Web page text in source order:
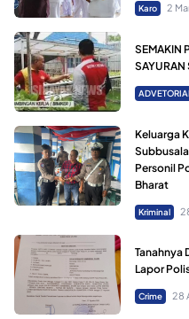
Karo 2
SEMAKIN
SAYURAN
ADVETORIAL
Keluarga
Personil
Bharat
Kriminal
Tanahnya
Lapor
Crime 28